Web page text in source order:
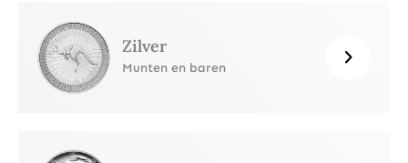
Zilver
Munten en baren